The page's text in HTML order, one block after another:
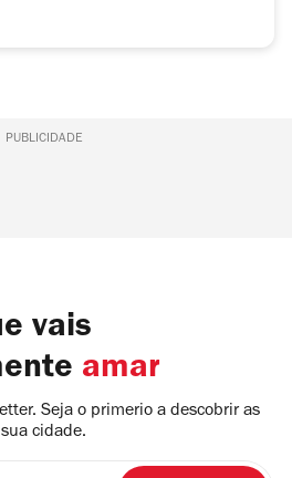
PUBLICIDADE
vais
amar
Seja o primerio a descobrir as
cidade.